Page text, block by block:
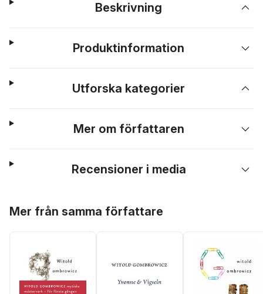
Beskrivning
Produktinformation
Utforska kategorier
Mer om författaren
Recensioner i media
Mer från samma författare